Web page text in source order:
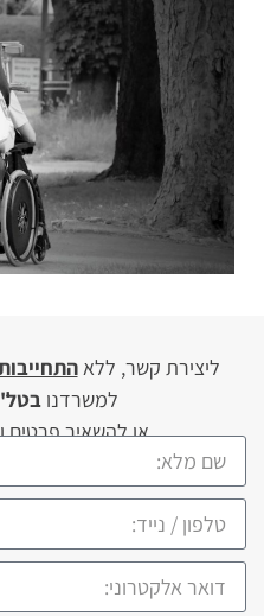
ליצירת קשר, ללא
למשרדנו בטל': 03-946-
או להשאיר פרטים